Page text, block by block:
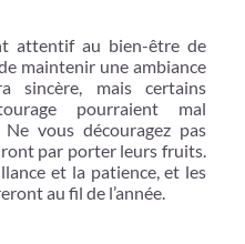
attentif au bien-être de
maintenir une ambiance
sincère, mais certains
pourraient mal
vous découragez pas
par porter leurs fruits.
et la patience, et les
au fil de l’année.